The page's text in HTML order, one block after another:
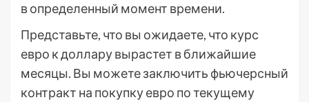
в определенный момент времени.
Представьте, что вы ожидаете, что курс
евро к доллару вырастет в ближайшие
месяцы. Вы можете заключить фьючерсный
контракт на покупку евро по текущему